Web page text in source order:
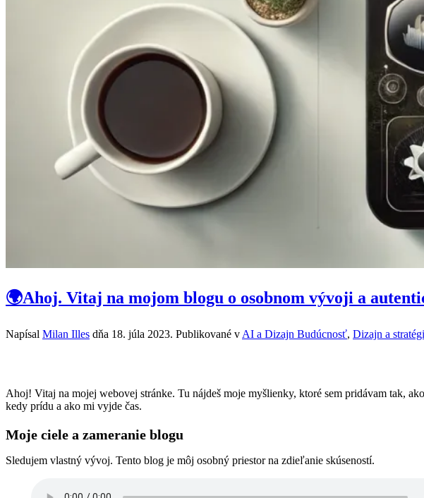
🌍Ahoj. Vitaj na mojom blogu o osobnom vývoji a
Napísal Milan Illes dňa 18. júla 2023. Publikované v AI a Dizajn Budúcnosť, Dizajn a
Ahoj! Vitaj na mojej webovej stránke. Tu nájdeš moje myšlienky, ktoré sem pridávam tak,
kedy prídu a ako mi vyjde čas.
Moje ciele a zameranie blogu
Sledujem vlastný vývoj. Tento blog je môj osobný priestor na zdieľanie skúseností.